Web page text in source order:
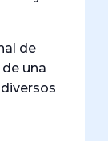
de
una